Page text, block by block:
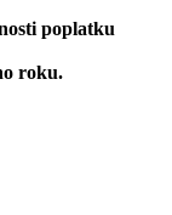
poplatku
roku.